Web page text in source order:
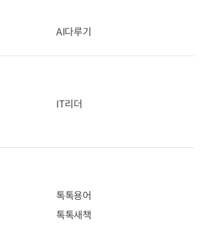
AI다루기
IT리더
톡톡용어
톡톡새책